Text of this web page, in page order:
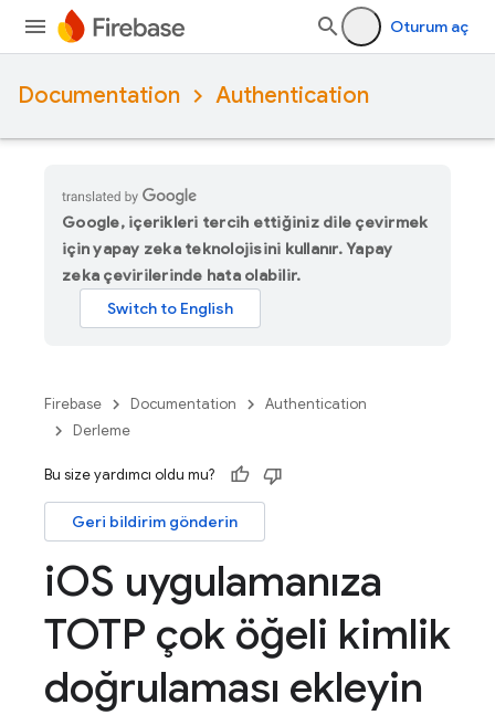
Oturum aç
Documentation Authentication
Google, içerikleri tercih ettiğiniz dile çevirmek
için yapay zeka teknolojisini kullanır. Yapay
zeka çevirilerinde hata olabilir.
Firebase Documentation
Authentication
Derleme
Bu size yardımcı oldu mu?
Geri bildirim gönderin
iOS uygulamanıza
TOTP çok öğeli kimlik
doğrulaması ekleyin